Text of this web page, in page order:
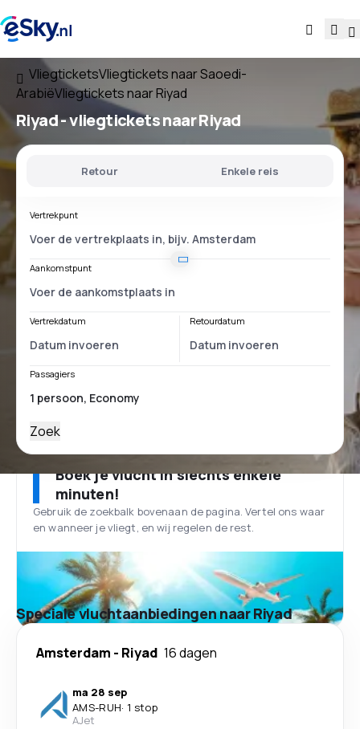
VliegticketsVliegtickets naar Saoedi-
ArabiëVliegtickets naar Riyad
Riyad - vliegtickets naar Riyad
Retour Enkele reis
Vertrekpunt
Aankomstpunt
Vertrekdatum Retourdatum
Passagiers
Zoek
Boek je vlucht in slechts enkele
minuten!
Gebruik de zoekbalk bovenaan de pagina. Vertel ons waar
en wanneer je vliegt, en wij regelen de rest.
Speciale vluchtaanbiedingen naar Riyad
Amsterdam - Riyad 16 dagen
ma 28 sep
AMS-RUH· 1 stop
AJet